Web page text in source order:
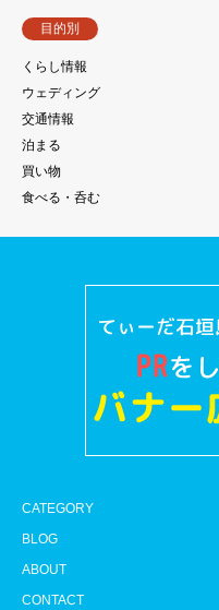
目的別
くらし情報
ウェディング
交通情報
泊まる
買い物
食べる・呑む
CATEGORY
BLOG
ABOUT
CONTACT